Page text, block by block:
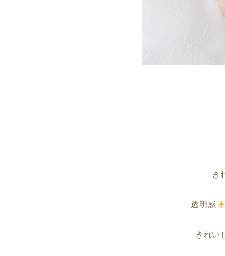
き
透明感
きれい